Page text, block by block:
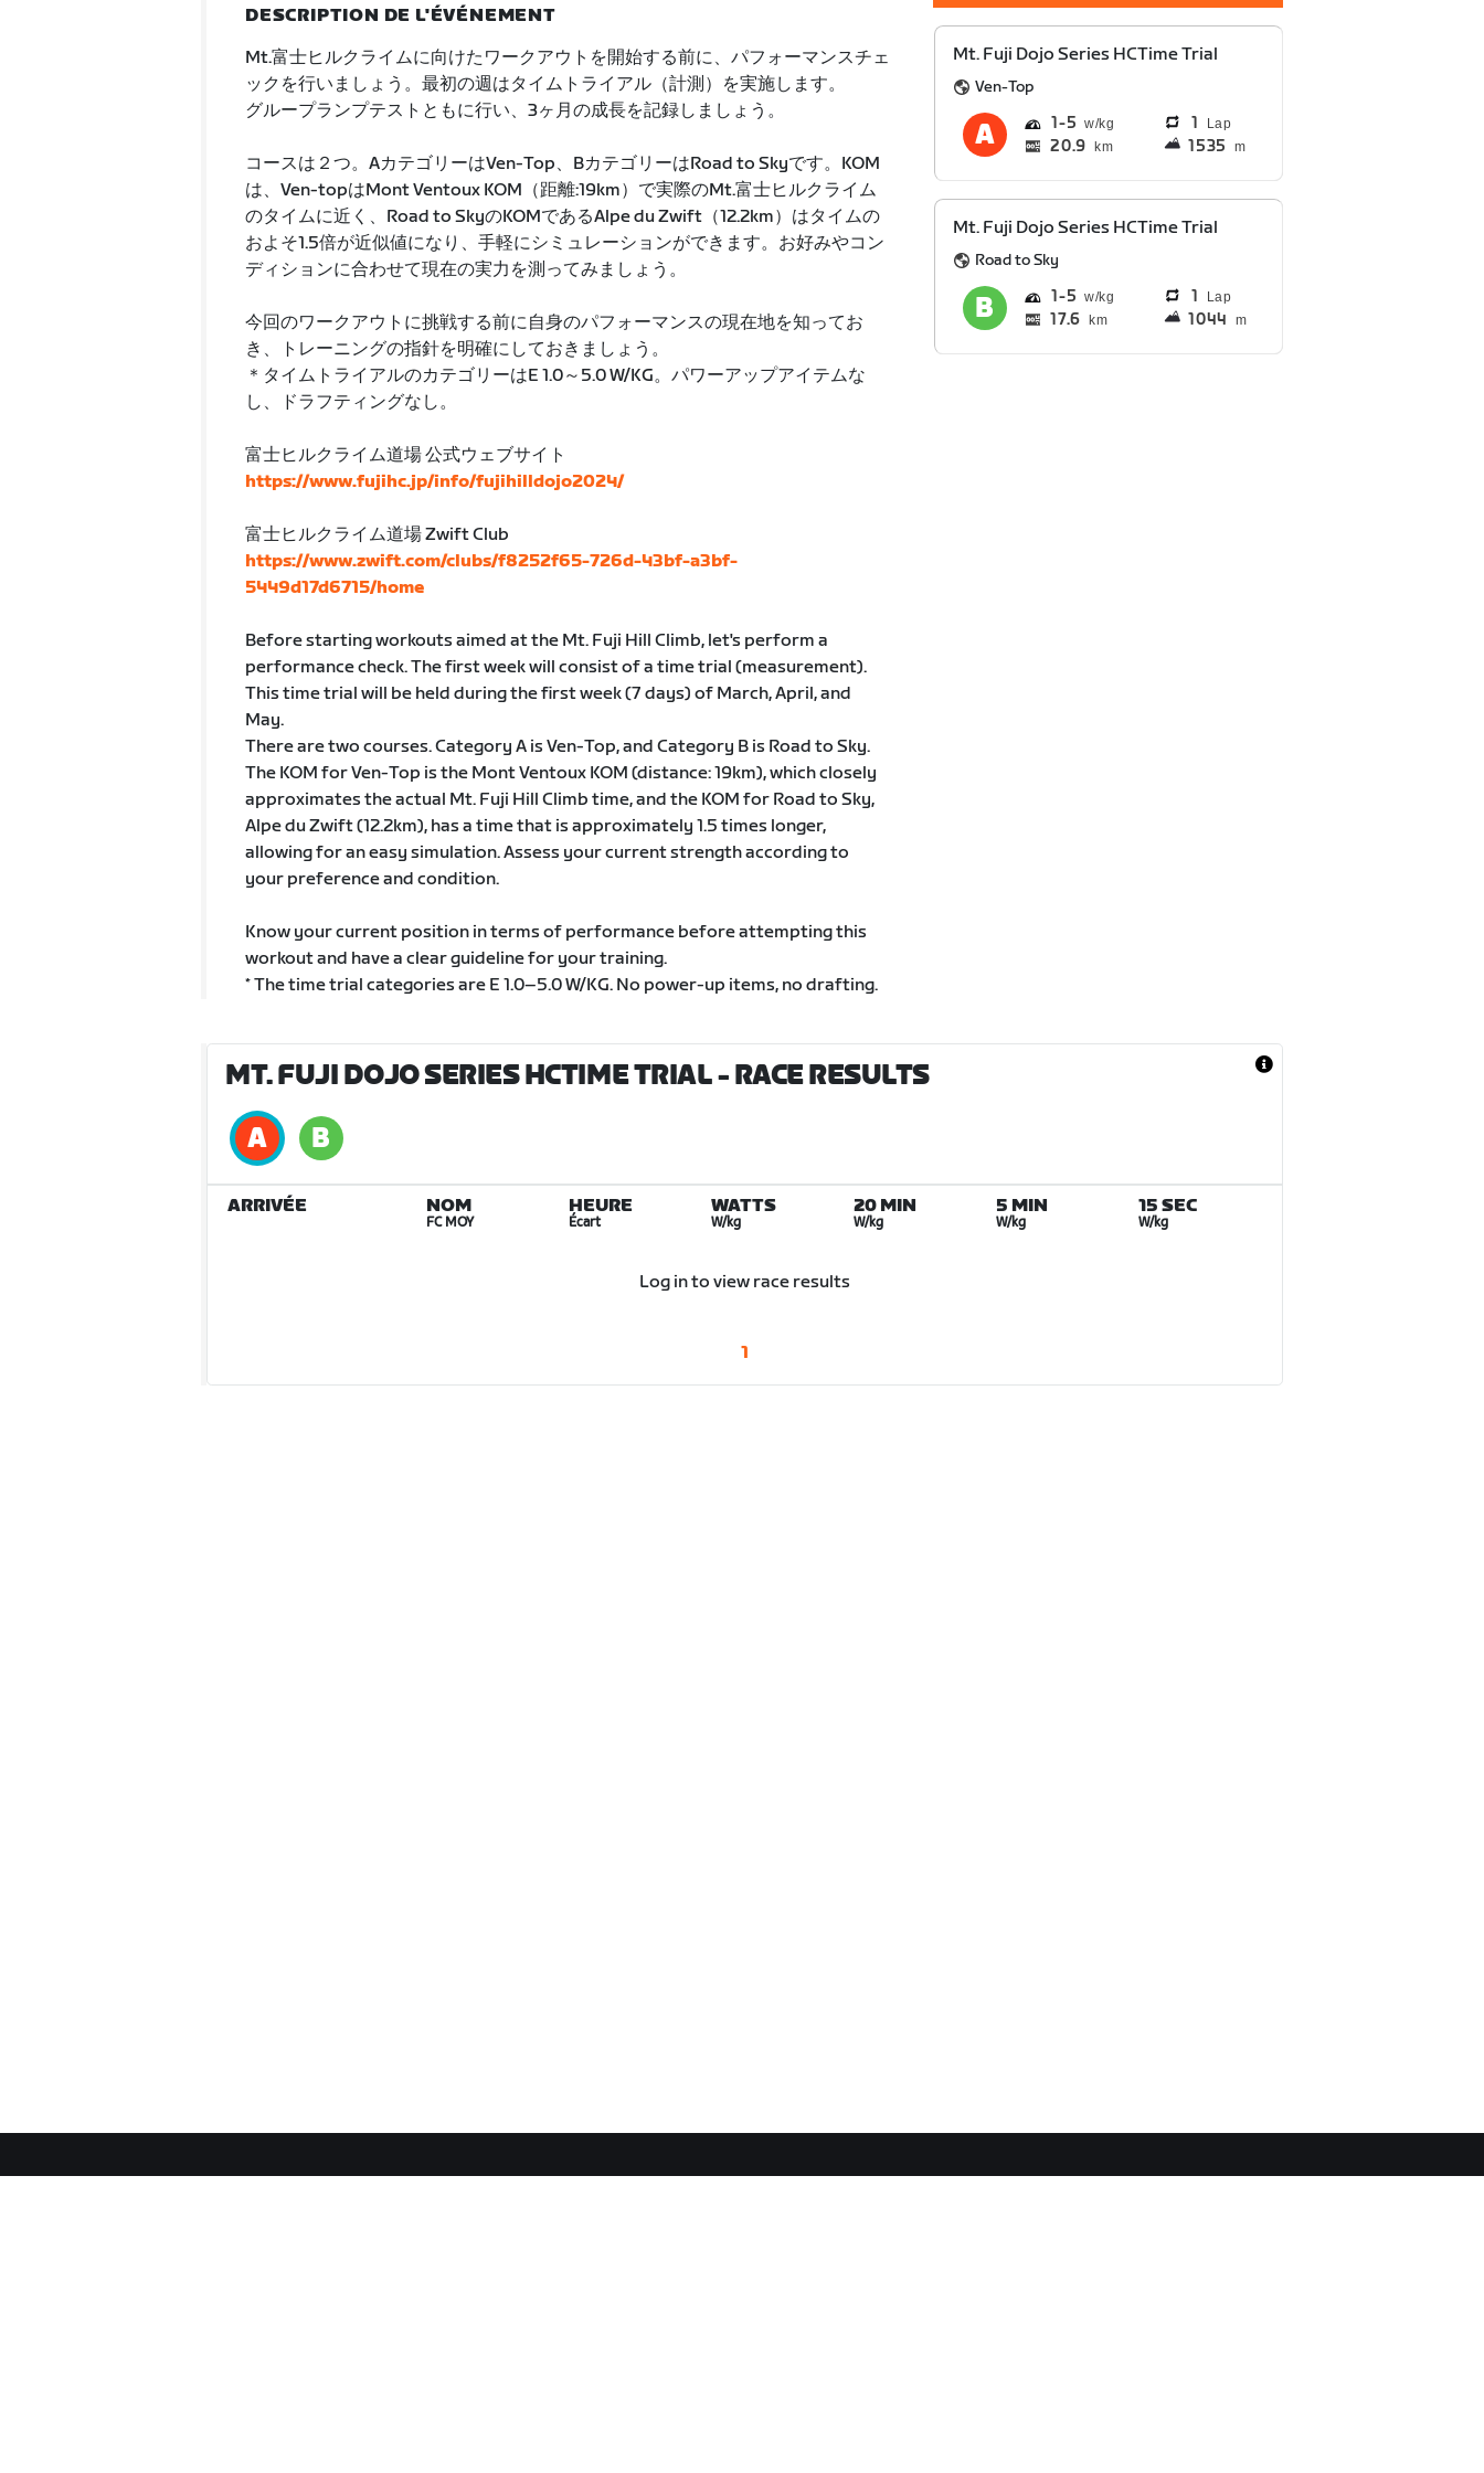
DESCRIPTION DE L'ÉVÉNEMENT
Mt.富士ヒルクライムに向けたワークアウトを開始する前に、パフォーマンスチェ
ックを行いましょう。最初の週はタイムトライアル（計測）を実施します。
グループランプテストともに行い、3ヶ月の成長を記録しましょう。
コースは２つ。AカテゴリーはVen-Top、BカテゴリーはRoad to Skyです。KOM
は、Ven-topはMont Ventoux KOM（距離:19km）で実際のMt.富士ヒルクライム
のタイムに近く、Road to SkyのKOMであるAlpe du Zwift（12.2km）はタイムの
およそ1.5倍が近似値になり、手軽にシミュレーションができます。お好みやコン
ディションに合わせて現在の実力を測ってみましょう。
今回のワークアウトに挑戦する前に自身のパフォーマンスの現在地を知ってお
き、トレーニングの指針を明確にしておきましょう。
＊タイムトライアルのカテゴリーはE 1.0～5.0 W/KG。パワーアップアイテムな
し、ドラフティングなし。
富士ヒルクライム道場 公式ウェブサイト
https://www.fujihc.jp/info/fujihilldojo2024/
富士ヒルクライム道場 Zwift Club
https://www.zwift.com/clubs/f8252f65-726d-43bf-a3bf-
5449d17d6715/home
Before starting workouts aimed at the Mt. Fuji Hill Climb, let's perform a
performance check. The first week will consist of a time trial (measurement).
This time trial will be held during the first week (7 days) of March, April, and
May.
There are two courses. Category A is Ven-Top, and Category B is Road to Sky.
The KOM for Ven-Top is the Mont Ventoux KOM (distance: 19km), which closely
approximates the actual Mt. Fuji Hill Climb time, and the KOM for Road to Sky,
Alpe du Zwift (12.2km), has a time that is approximately 1.5 times longer,
allowing for an easy simulation. Assess your current strength according to
your preference and condition.
Know your current position in terms of performance before attempting this
workout and have a clear guideline for your training.
* The time trial categories are E 1.0–5.0 W/KG. No power-up items, no drafting.
Mt. Fuji Dojo Series HCTime Trial
Ven-Top
1 5 1 Lap
20.9 km 1535 m
Mt. Fuji Dojo Series HCTime Trial
Road to Sky
1 5 1 Lap
17.6 km 1044 m
MT. FUJI DOJO SERIES HCTIME TRIAL- RACE RESULTS
ARRIVÉE NOM
FC MOY
HEURE
Écart
WATTS
W/kg
20 MIN
W/kg
5 MIN
W/kg
15 SEC
W/kg
Log in to view race results
1